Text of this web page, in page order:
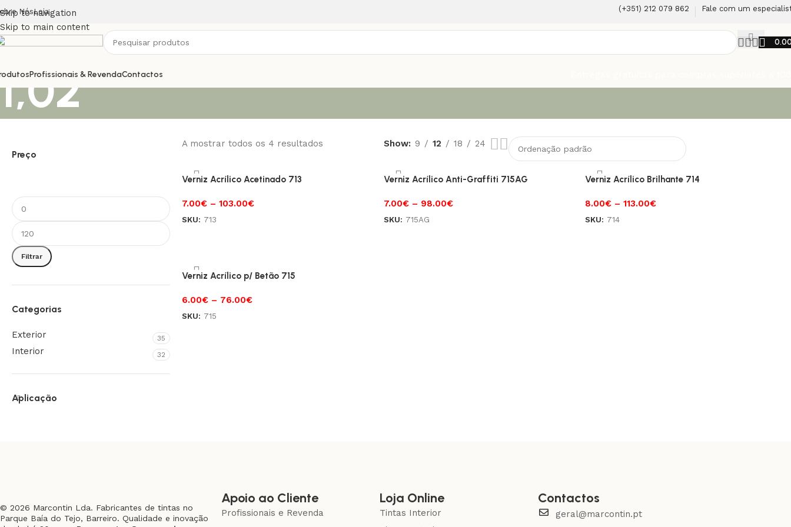
Skip to navigation
Skip to main content
NósLoja (+351) 212 079 862 Fale com um
Profissionais & RevendaContactos
1,02
Preço
Filtrar
Categorias
Exterior 35
Interior 32
Aplicação
A mostrar todos os 4 resultados Show 9 12 18 24
Verniz Acrílico Acetinado 713
7.00€ – 103.00€
SKU: 713
Verniz Acrílico Anti-Graffiti 715AG
7.00€ – 98.00€
SKU: 715AG
Verniz Acrílico Brilhante 714
8.00€ – 113.00€
SKU: 714
Verniz Acrílico p/ Betão 715
6.00€ – 76.00€
SKU: 715
© 2026 Marcontin Lda. Fabricantes de tintas no
Parque Baía do Tejo, Barreiro. Qualidade e inovação
Apoio ao Cliente
Profissionais e Revenda
Loja Online
Tintas Interior
Contactos
geral@marcontin.pt